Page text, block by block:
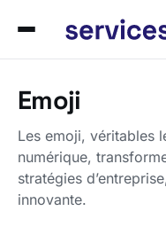
Emoji
Les emoji, véritables
numérique,
stratégies
innovante.